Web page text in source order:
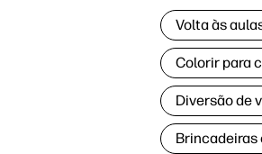
Volta às
Colorir para
Diversão de
Brincadeiras